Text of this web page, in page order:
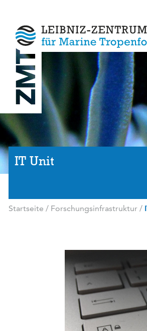
IT Unit
Startseite / Forschungsinfrastruktur/